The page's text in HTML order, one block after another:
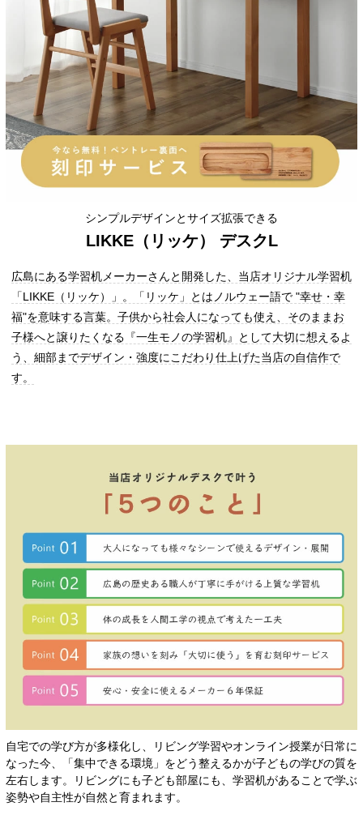
シンプルデザインとサイズ拡張できる
LIKKE（リッケ） デスクL
広島にある学習机メーカーさんと開発した、当店オリジナル学習机
「LIKKE（リッケ）」。「リッケ」とはノルウェー語で "幸せ・幸
福"を意味する言葉。子供から社会人になっても使え、そのままお
子様へと譲りたくなる『一生モノの学習机』として大切に想えるよ
う、細部までデザイン・強度にこだわり仕上げた当店の自信作で
す。
自宅での学び方が多様化し、リビング学習やオンライン授業が日常に
なった今、「集中できる環境」をどう整えるかが子どもの学びの質を
左右します。リビングにも子ども部屋にも、学習机があることで学ぶ
姿勢や自主性が自然と育まれます。